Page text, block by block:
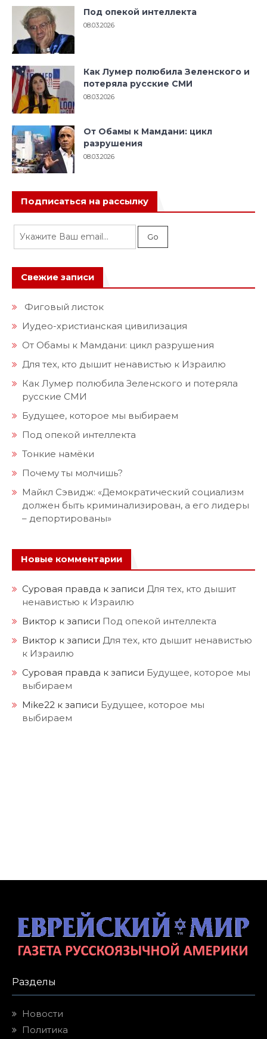
Под опекой интеллекта
08.03.2026
Как Лумер полюбила Зеленского и
потеряла русские СМИ
08.03.2026
От Обамы к Мамдани: цикл
разрушения
08.03.2026
Подписаться на рассылку
Свежие записи
Фиговый листок
Иудео-христианская цивилизация
От Обамы к Мамдани: цикл разрушения
Для тех, кто дышит ненавистью к Израилю
Как Лумер полюбила Зеленского и потеряла
русские СМИ
Будущее, которое мы выбираем
Под опекой интеллекта
Тонкие намёки
Почему ты молчишь?
Майкл Сэвидж: «Демократический социализм
должен быть криминализирован, а его лидеры
– депортированы»
Новые комментарии
Суровая правда к записи Для тех, кто дышит
ненавистью к Израилю
Виктор к записи Под опекой интеллекта
Виктор к записи Для тех, кто дышит ненавистью
к Израилю
Суровая правда к записи Будущее, которое мы
выбираем
Mike22 к записи Будущее, которое мы
выбираем
Разделы
Новости
Политика